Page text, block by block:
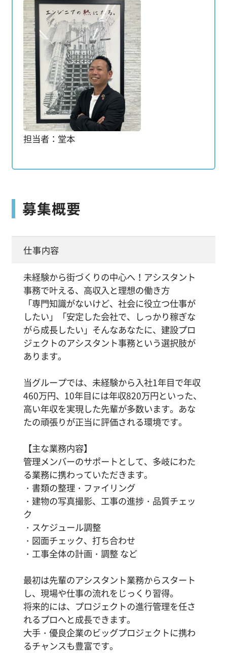
担当者：堂本
募集概要
仕事内容
未経験から街づくりの中心へ！アシスタント
事務で叶える、高収入と理想の働き方
「専門知識がないけど、社会に役立つ仕事が
したい」「安定した会社で、しっかり稼ぎな
がら成長したい」そんなあなたに、建設プロ
ジェクトのアシスタント事務という選択肢が
あります。
当グループでは、未経験から入社1年目で年収
460万円、10年目には年収820万円といった、
高い年収を実現した先輩が多数います。あな
たの頑張りが正当に評価される環境です。
【主な業務内容】
管理メンバーのサポートとして、多岐にわた
る業務に携わっていただきます。
・書類の整理・ファイリング
・建物の写真撮影、工事の進捗・品質チェッ
ク
・スケジュール調整
・図面チェック、打ち合わせ
・工事全体の計画・調整 など
最初は先輩のアシスタント業務からスタート
し、現場や仕事の流れをじっくり習得。
将来的には、プロジェクトの進行管理を任さ
れるプロへと成長できます。
大手・優良企業のビッグプロジェクトに携わ
るチャンスも豊富です。